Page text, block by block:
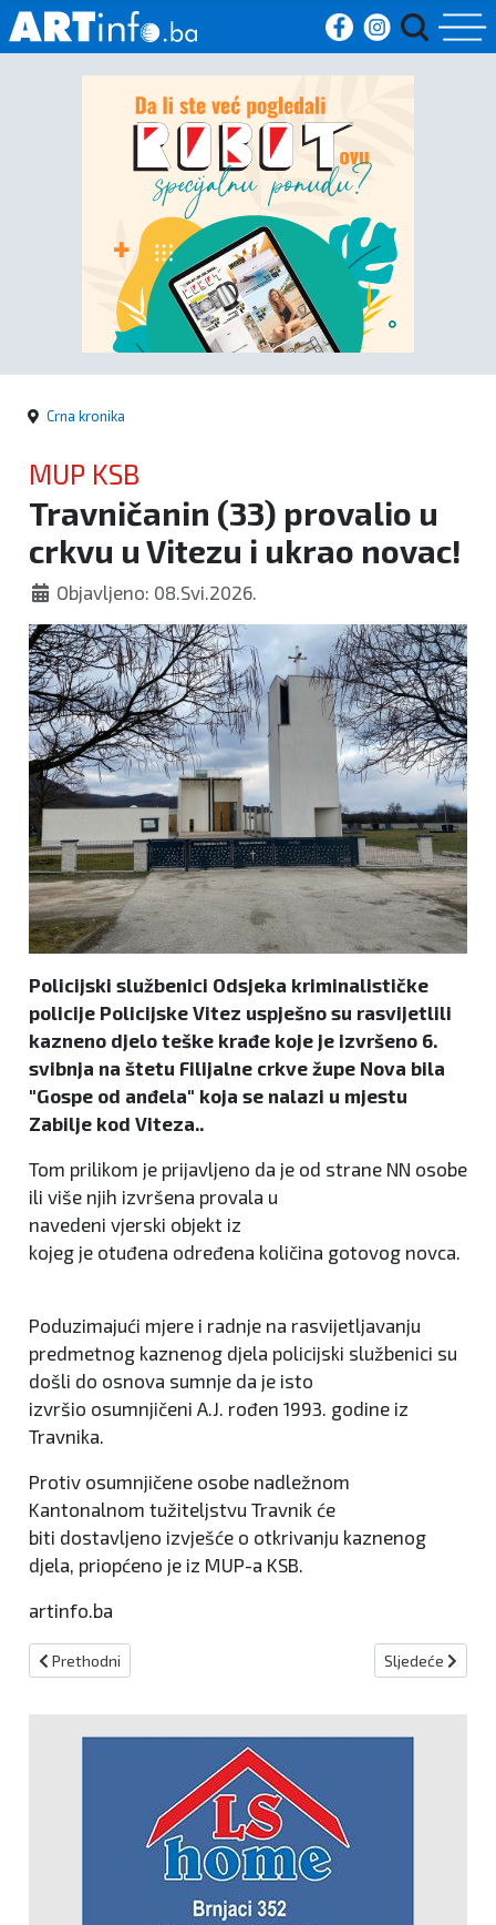
Početna
Kultura
kronika
Politika
Zanimljivosti
Crna kronika
MUP KSB
Travničanin (33) provalio u
crkvu u Vitezu i ukrao novac!
Objavljeno: 08.Svi.2026.
Policijski službenici Odsjeka kriminalističke
policije Policijske Vitez uspješno su rasvijetlili
kazneno djelo teške krađe koje je izvršeno 6.
svibnja na štetu Filijalne crkve župe Nova bila
"Gospe od anđela" koja se nalazi u mjestu
Zabilje kod Viteza..
Tom prilikom je prijavljeno da je od strane NN osobe
ili više njih izvršena provala u
navedeni vjerski objekt iz
kojeg je otuđena određena količina gotovog novca.
Poduzimajući mjere i radnje na rasvijetljavanju
predmetnog kaznenog djela policijski službenici su
došli do osnova sumnje da je isto
izvršio osumnjičeni A.J. rođen 1993. godine iz
Travnika.
Protiv osumnjičene osobe nadležnom
Kantonalnom tužiteljstvu Travnik će
biti dostavljeno izvješće o otkrivanju kaznenog
djela, priopćeno je iz MUP-a KSB.
artinfo.ba
Prethodni članak: Lažne dojave prijetećeg sadržaja u osnovnim
Prethodni Sljedeći
Sljedeće